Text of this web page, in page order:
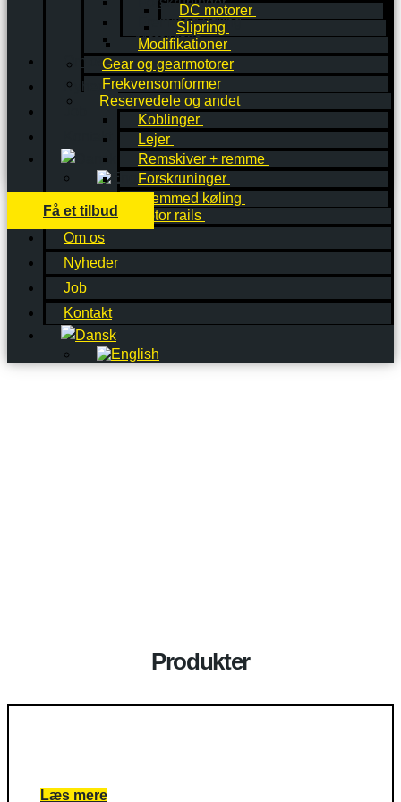
Fremmed køling
Motor rails
Om os
Nyheder
Kontakt
Få et tilbud
DC motorer
Slipring
Modifikationer
Gear og gearmotorer
Frekvensomformer
Reservedele og andet
Koblinger
Lejer
Remskiver + remme
Forskruninger
Fremmed køling
Motor rails
Om os
Nyheder
Job
Kontakt
Produkter
Læs mere